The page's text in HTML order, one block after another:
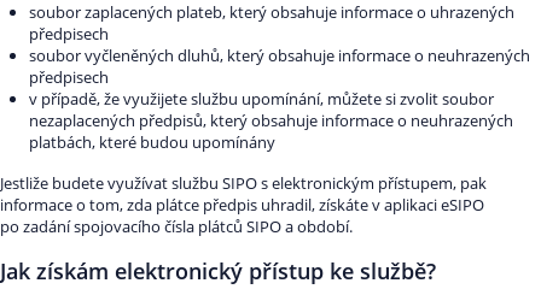
soubor zaplacených plateb, který obsahuje informace o uhrazených
předpisech
soubor vyčleněných dluhů, který obsahuje informace o neuhrazených
předpisech
v případě, že využijete službu upomínání, můžete si zvolit soubor
nezaplacených předpisů, který obsahuje informace o neuhrazených
platbách, které budou upomínány
Jestliže budete využívat službu SIPO s elektronickým přístupem, pak
informace o tom, zda plátce předpis uhradil, získáte v aplikaci eSIPO
po zadání spojovacího čísla plátců SIPO a období.
Jak získám elektronický přístup ke službě?